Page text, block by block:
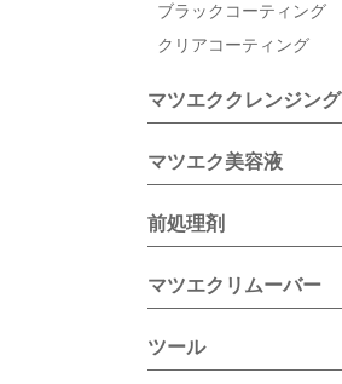
ブラックコーティング
クリアコーティング
マツエククレンジング
マツエク美容液
前処理剤
マツエクリムーバー
ツール